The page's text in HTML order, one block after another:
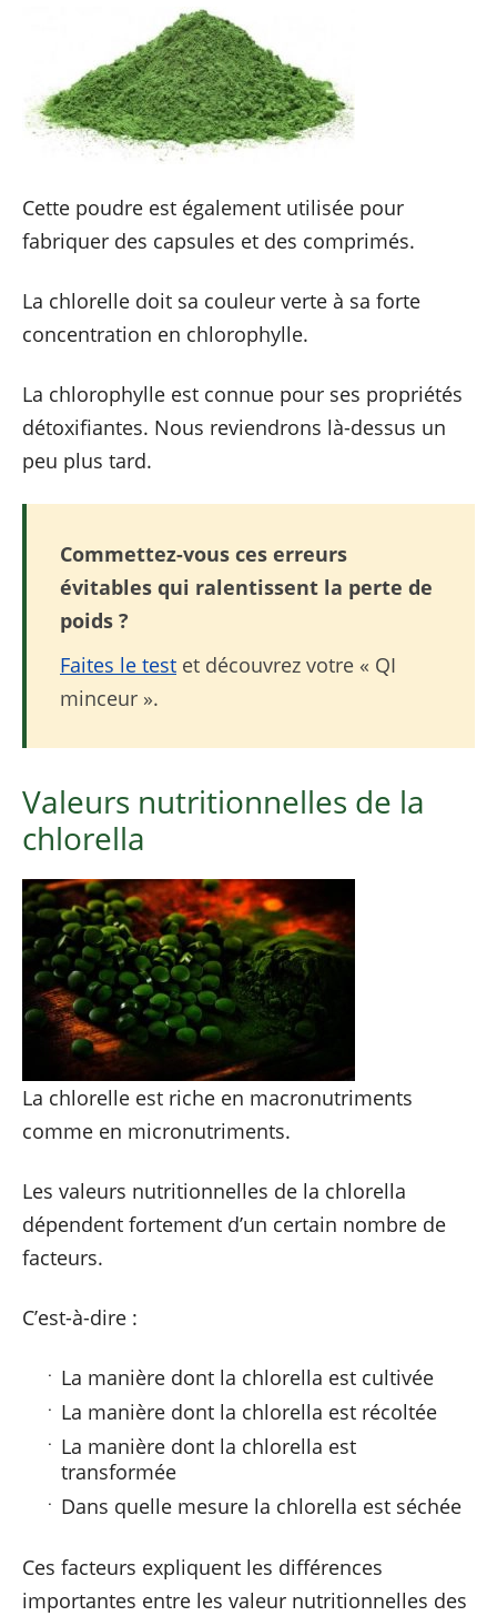
Cette poudre est également utilisée pour
fabriquer des capsules et des comprimés.
La chlorelle doit sa couleur verte à sa forte
concentration en chlorophylle.
La chlorophylle est connue pour ses propriétés
détoxifiantes. Nous reviendrons là-dessus un
peu plus tard.
Commettez-vous ces erreurs
évitables qui ralentissent la perte de
poids ?
Faites le test et découvrez votre « QI
minceur ».
Valeurs nutritionnelles de la
chlorella
La chlorelle est riche en macronutriments
comme en micronutriments.
Les valeurs nutritionnelles de la chlorella
dépendent fortement d’un certain nombre de
facteurs.
C’est-à-dire :
La manière dont la chlorella est cultivée
La manière dont la chlorella est récoltée
La manière dont la chlorella est
transformée
Dans quelle mesure la chlorella est séchée
Ces facteurs expliquent les différences
importantes entre les valeur nutritionnelles des